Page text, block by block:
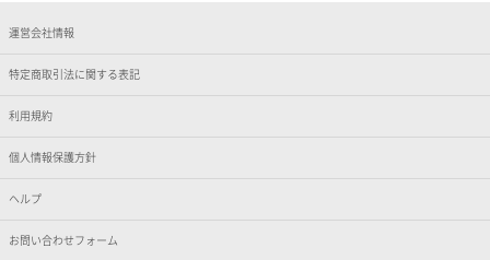
運営会社情報
特定商取引法に関する表記
利用規約
個人情報保護方針
ヘルプ
お問い合わせフォーム